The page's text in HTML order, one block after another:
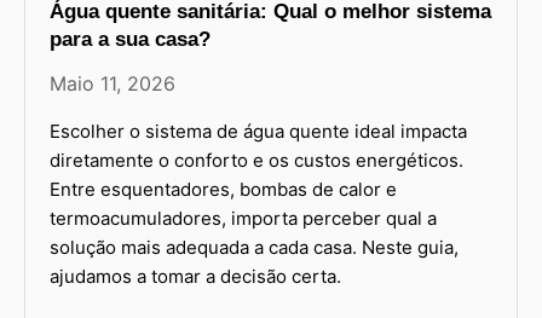
Água quente sanitária: Qual o melhor sistema
para a sua casa?
Maio 11, 2026
Escolher o sistema de água quente ideal impacta
diretamente o conforto e os custos energéticos.
Entre esquentadores, bombas de calor e
termoacumuladores, importa perceber qual a
solução mais adequada a cada casa. Neste guia,
ajudamos a tomar a decisão certa.